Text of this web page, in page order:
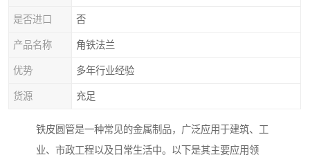
是否进口 否
产品名称 角铁法兰
优势 多年行业经验
货源 充足
铁皮圆管是一种常见的金属制品，广泛应用于建筑、工
业、市政工程以及日常生活中。以下是其主要应用领